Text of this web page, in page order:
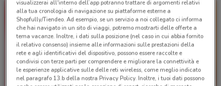
visualizzerai all'interno dell’app potranno trattare di argomenti relativi
alla tua cronologia di navigazione su piattaforme esterne a
Shopfully/Tiendeo. Ad esempio, se un servizio a noi collegato ci informa
che hai navigato in un sito di viaggi, potremo mostrarti delle offerte a
tema vacanze. Inoltre, i dati sulla posizione (nel caso in cui abbia fornito
il relativo consenso) insieme alle informazioni sulle prestazioni della
rete e agli identificativi del dispositivo, possono essere raccolte e
condivisi con terze parti per comprendere e migliorare la connettività e
le esperienze applicative sulle delle reti wireless, come meglio indicato
nel paragrafo 13.b della nostra Privacy Policy. Inoltre, i tuoi dati possono